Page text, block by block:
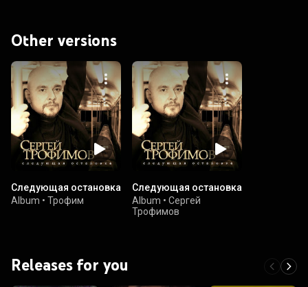
Other versions
Следующая остановка
Album • Трофим
Следующая остановка
Album • Сергей
Трофимов
Releases for you